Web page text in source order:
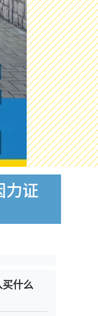
力证
买什么